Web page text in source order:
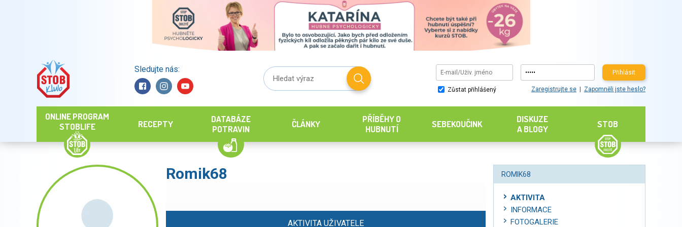
Sledujte nás: Přihlásit
Zůstat přihlášený Zaregistrujte se Zapomněli jste heslo?
ONLINE PROGRAM
STOBLIFE
RECEPTY
DATABÁZE
POTRAVIN
ČLÁNKY
PŘÍBĚHY O
HUBNUTÍ
SEBEKOUČINK
DISKUZE
A BLOGY
STOB
Romik68
AKTIVITA UŽIVATELE
ROMIK68
AKTIVITA
INFORMACE
FOTOGALERIE